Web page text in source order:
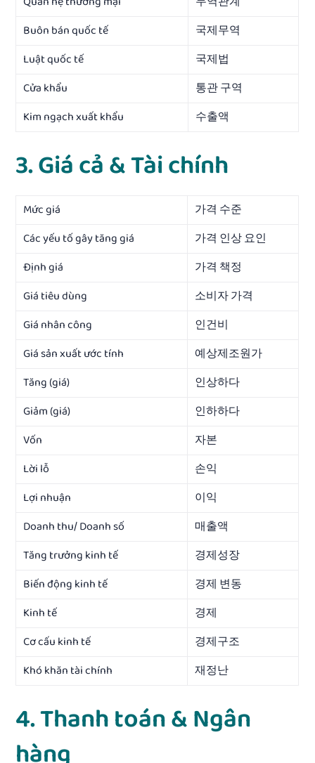
Buôn bán quốc tế
국제무역
Luật quốc tế
국제법
Cửa khẩu
통관 구역
Kim ngạch xuất khẩu
수출액
3. Giá cả & Tài chính
Mức giá
가격 수준
Các yếu tố gây tăng giá
가격 인상 요인
Định giá
가격 책정
Giá tiêu dùng
소비자 가격
Giá nhân công
인건비
Giá sản xuất ước tính
예상제조원가
Tăng (giá)
인상하다
Giảm (giá)
인하하다
Vốn
자본
Lời lỗ
손익
Lợi nhuận
이익
Doanh thu/ Doanh số
매출액
Tăng trưởng kinh tế
경제성장
Biến động kinh tế
경제 변동
Kinh tế
경제
Cơ cấu kinh tế
경제구조
Khó khăn tài chính
재정난
4. Thanh toán & Ngân
hàng